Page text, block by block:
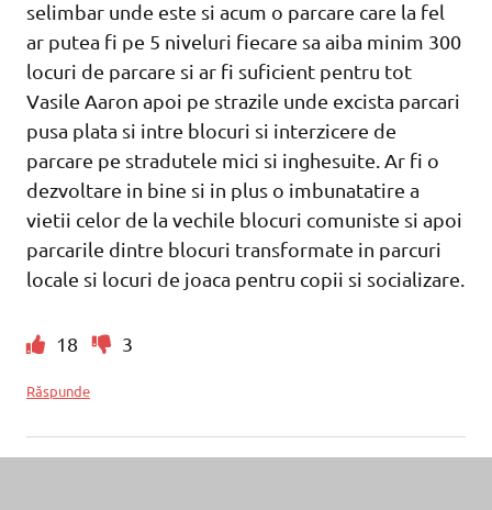
selimbar unde este si acum o parcare care la fel
ar putea fi pe 5 niveluri fiecare sa aiba minim 300
locuri de parcare si ar fi suficient pentru tot
Vasile Aaron apoi pe strazile unde excista parcari
pusa plata si intre blocuri si interzicere de
parcare pe stradutele mici si inghesuite. Ar fi o
dezvoltare in bine si in plus o imbunatatire a
vietii celor de la vechile blocuri comuniste si apoi
parcarile dintre blocuri transformate in parcuri
locale si locuri de joaca pentru copii si socializare.
18 3
Răspunde